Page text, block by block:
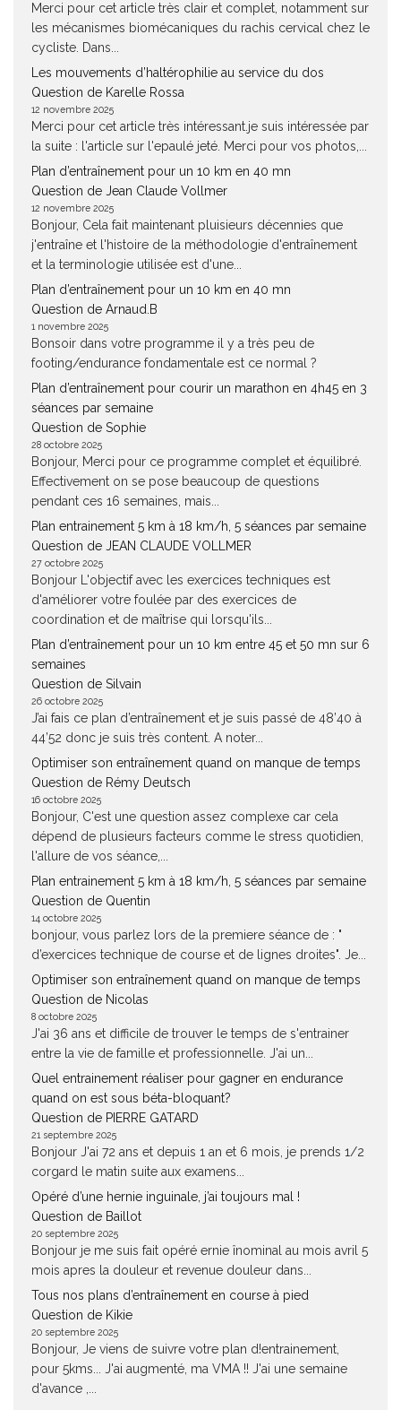
Merci pour cet article très clair et complet, notamment sur
les mécanismes biomécaniques du rachis cervical chez le
cycliste. Dans...
Les mouvements d’haltérophilie au service du dos
Question de Karelle Rossa
12 novembre 2025
Merci pour cet article très intéressant.je suis intéressée par
la suite : l'article sur l'epaulé jeté. Merci pour vos photos,...
Plan d’entraînement pour un 10 km en 40 mn
Question de Jean Claude Vollmer
12 novembre 2025
Bonjour, Cela fait maintenant pluisieurs décennies que
j'entraîne et l'histoire de la méthodologie d'entraînement
et la terminologie utilisée est d'une...
Plan d’entraînement pour un 10 km en 40 mn
Question de Arnaud.B
1 novembre 2025
Bonsoir dans votre programme il y a très peu de
footing/endurance fondamentale est ce normal ?
Plan d’entraînement pour courir un marathon en 4h45 en 3
séances par semaine
Question de Sophie
28 octobre 2025
Bonjour, Merci pour ce programme complet et équilibré.
Effectivement on se pose beaucoup de questions
pendant ces 16 semaines, mais...
Plan entrainement 5 km à 18 km/h, 5 séances par semaine
Question de JEAN CLAUDE VOLLMER
27 octobre 2025
Bonjour L'objectif avec les exercices techniques est
d'améliorer votre foulée par des exercices de
coordination et de maîtrise qui lorsqu'ils...
Plan d’entraînement pour un 10 km entre 45 et 50 mn sur 6
semaines
Question de Silvain
26 octobre 2025
J’ai fais ce plan d’entraînement et je suis passé de 48’40 à
44’52 donc je suis très content. A noter...
Optimiser son entraînement quand on manque de temps
Question de Rémy Deutsch
16 octobre 2025
Bonjour, C'est une question assez complexe car cela
dépend de plusieurs facteurs comme le stress quotidien,
l'allure de vos séance,...
Plan entrainement 5 km à 18 km/h, 5 séances par semaine
Question de Quentin
14 octobre 2025
bonjour, vous parlez lors de la premiere séance de : "
d’exercices technique de course et de lignes droites". Je...
Optimiser son entraînement quand on manque de temps
Question de Nicolas
8 octobre 2025
J'ai 36 ans et difficile de trouver le temps de s'entrainer
entre la vie de famille et professionnelle. J'ai un...
Quel entrainement réaliser pour gagner en endurance
quand on est sous béta-bloquant?
Question de PIERRE GATARD
21 septembre 2025
Bonjour J'ai 72 ans et depuis 1 an et 6 mois, je prends 1/2
corgard le matin suite aux examens...
Opéré d’une hernie inguinale, j’ai toujours mal !
Question de Baillot
20 septembre 2025
Bonjour je me suis fait opéré ernie înominal au mois avril 5
mois apres la douleur et revenue douleur dans...
Tous nos plans d’entraînement en course à pied
Question de Kikie
20 septembre 2025
Bonjour, Je viens de suivre votre plan d!entrainement,
pour 5kms... J'ai augmenté, ma VMA !! J'ai une semaine
d'avance ,...